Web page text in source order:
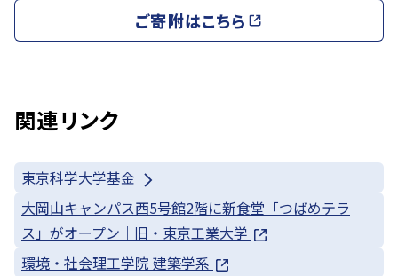
ご寄附はこちら
関連リンク
東京科学大学基金
大岡山キャンパス西5号館2階に新食堂「つばめテラ
ス」がオープン｜旧・東京工業大学
環境・社会理工学院 建築学系